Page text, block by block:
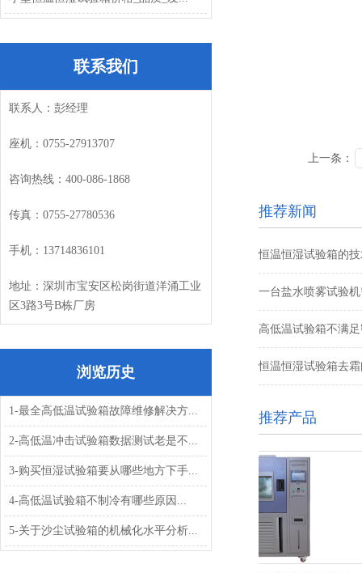
联系我们
联系人：彭经理
座机： 0755-27913707
咨询热线： 400-086-1868
传真： 0755-27780536
手机： 13714836101
地址：深圳市宝安区松岗街道洋涌工业
区3路3号B栋厂房
浏览历史
1-最全高低温试验箱故障维修解决方...
2-高低温冲击试验箱数据测试老是不...
3-购买恒湿试验箱要从哪些地方下手...
4-高低温试验箱不制冷有哪些原因...
5-关于沙尘试验箱的机械化水平分析...
上一条：
推荐新闻
恒温恒湿试验箱的
一台盐水喷雾试验
高低温试验箱不满
恒温恒湿试验箱去
推荐产品